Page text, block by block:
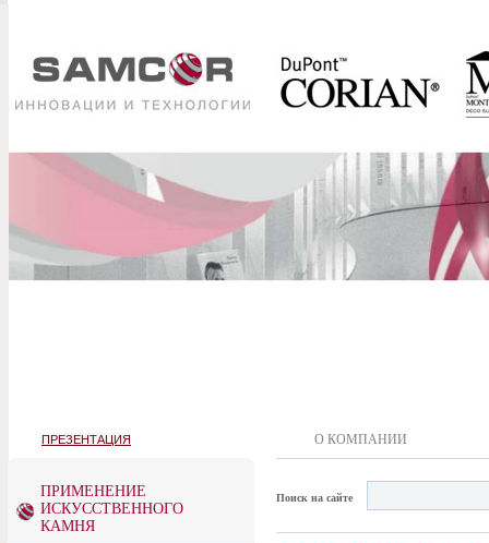
О КОМПАНИИ
ПРЕЗЕНТАЦИЯ
ПРИМЕНЕНИЕ
ИСКУССТВЕННОГО
КАМНЯ
Поиск на сайте